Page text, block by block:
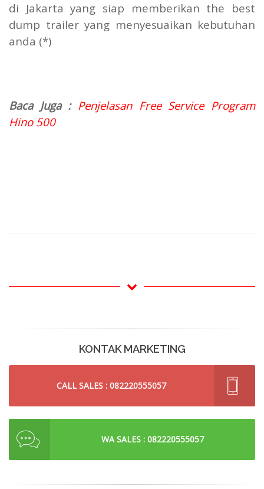
di Jakarta yang siap memberikan the best
dump trailer yang menyesuaikan kebutuhan
anda (*)
Baca Juga : Penjelasan Free Service Program
Hino 500
KONTAK MARKETING
CALL SALES : 082220555057
WA SALES : 082220555057